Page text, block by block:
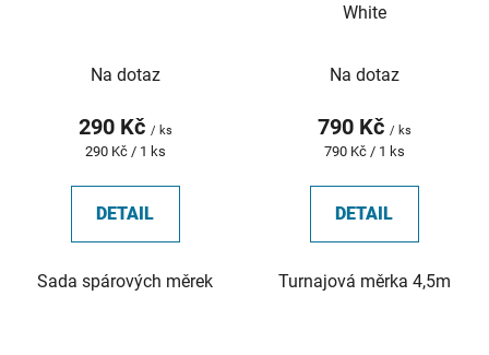
Na dotaz
290 Kč / ks
Měrná
290 Kč / 1 ks
DETAIL
Sada spárových měrek
White
Na dotaz
790 Kč / ks
Měrná
790 Kč / 1 ks
DETAIL
Turnajová měrka 4,5m